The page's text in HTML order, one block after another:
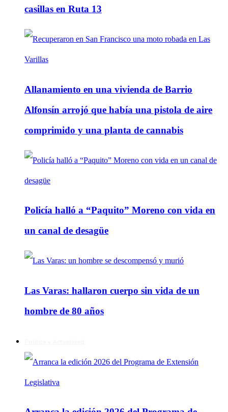
casillas en Ruta 13
Allanamiento en una vivienda de Barrio
Alfonsín arrojó que había una pistola de aire
comprimido y una planta de cannabis
Policía halló a “Paquito” Moreno con vida en
un canal de desagüe
Las Varas: hallaron cuerpo sin vida de un
hombre de 80 años